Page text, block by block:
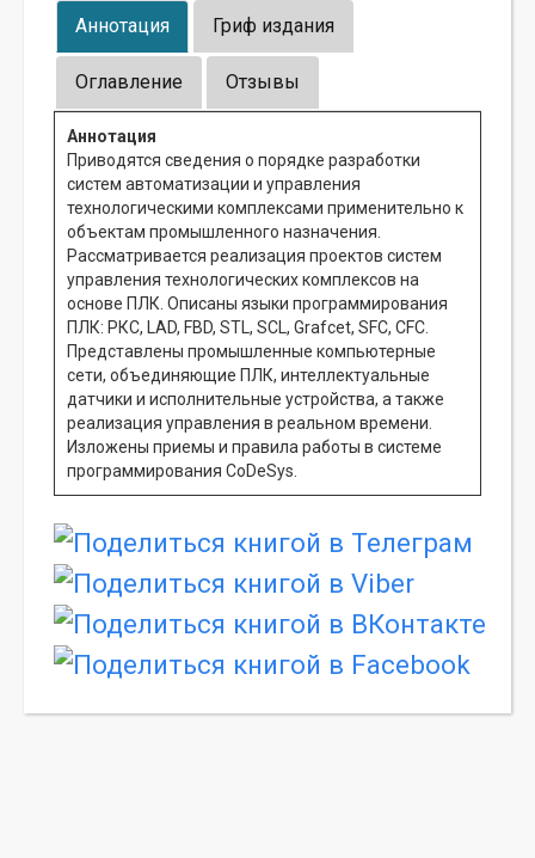
Аннотация Гриф издания
Оглавление Отзывы
Аннотация
Приводятся сведения о порядке разработки
систем автоматизации и управления
технологическими комплексами применительно к
объектам промышленного назначения.
Рассматривается реализация проектов систем
управления технологических комплексов на
основе ПЛК. Описаны языки программирования
ПЛК: РКС, LAD, FBD, STL, SCL, Grafcet, SFC, CFC.
Представлены промышленные компьютерные
сети, объединяющие ПЛК, интеллектуальные
датчики и исполнительные устройства, а также
реализация управления в реальном времени.
Изложены приемы и правила работы в системе
программирования CoDeSys.